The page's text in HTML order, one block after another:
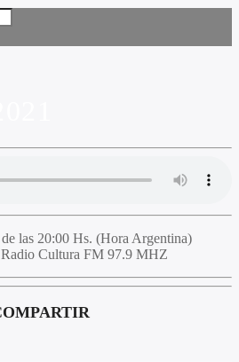
las 20:00 Hs. (Hora Argentina)
Cultura FM 97.9 MHZ